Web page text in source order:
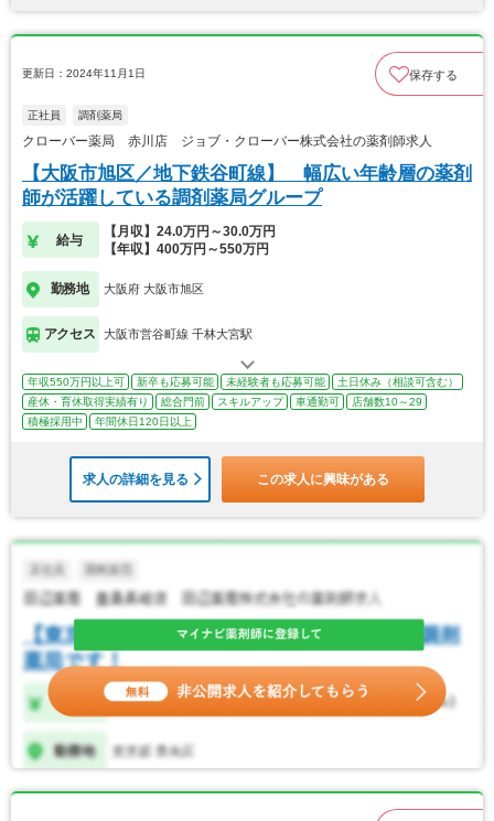
更新日：2024年11月1日 保存する
正社員 調剤薬局
クローバー薬局 赤川店 ジョブ・クローバー株式会社の薬剤師求人
【大阪市旭区／地下鉄谷町線】 幅広い年齢層の薬剤
師が活躍している調剤薬局グループ
給与
【月収】24.0万円～30.0万円
【年収】400万円～550万円
勤務地 大阪府 大阪市旭区
アクセス 大阪市営谷町線 千林大宮駅
年収550万円以上可 新卒も応募可能 未経験者も応募可能
土日休み（相談可含む）
産休・育休取得実績有り
総合門前 スキルアップ 車通勤可
店舗数10～29
積極採用中
年間休日120日以上
求人の詳細を見る この求人に興味がある